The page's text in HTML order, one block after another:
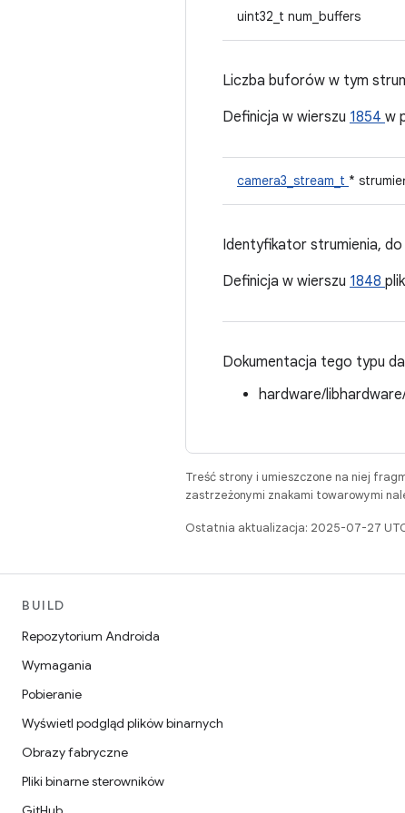
uint32_t num_buffers
Liczba buforów w tym
Definicja w wierszu 1854 w
camera3_stream_t *
Identyfikator strumienia,
Definicja w wierszu 1848
Dokumentacja tego typu
hardware/
Treść strony i umieszczone na niej
zastrzeżonymi znakami towarowymi
Ostatnia aktualizacja: 2025-07-27
BUILD
Repozytorium Androida
Wymagania
Pobieranie
Wyświetl podgląd plików binarnych
Obrazy fabryczne
Pliki binarne sterowników